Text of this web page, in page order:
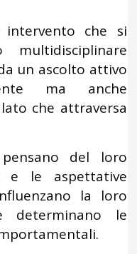
intervento che si
un ascolto attivo
ma anche
che attraversa
del loro
e le aspettative
la loro
determinano le